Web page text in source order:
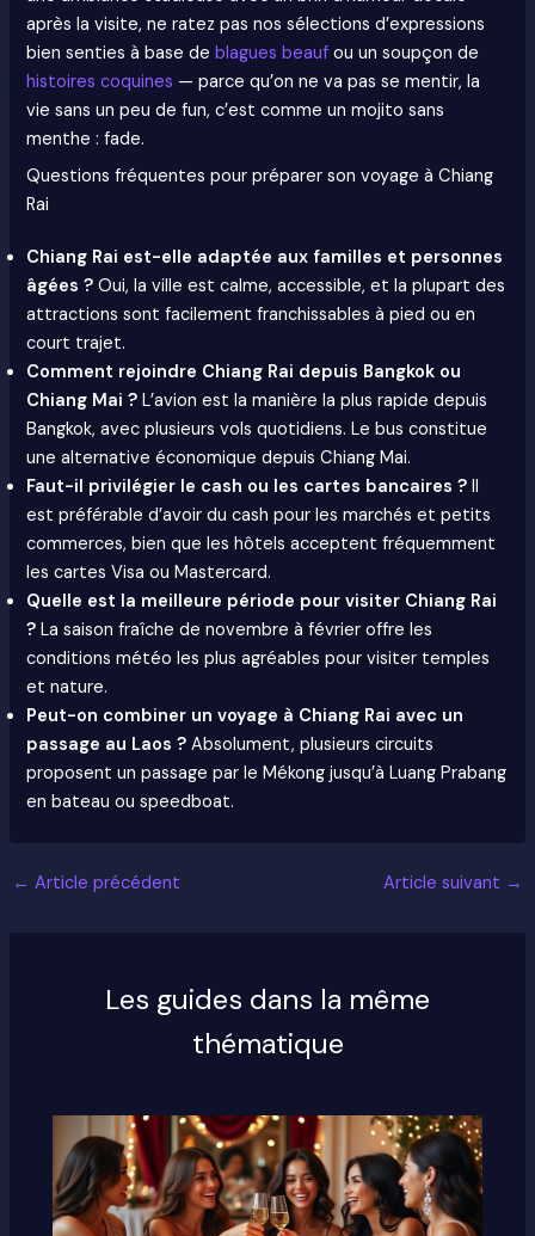
après la visite, ne ratez pas nos sélections d’expressions
bien senties à base deblagues beauf ou un soupçon de
histoires coquines — parce qu’on ne va pas se mentir, la
vie sans un peu de fun, c’est comme un mojito sans
menthe : fade.
Questions fréquentes pour préparer son voyage à Chiang
Rai
Chiang Rai est-elle adaptée aux familles et personnes
âgées ? Oui, la ville est calme, accessible, et la plupart des
attractions sont facilement franchissables à pied ou en
court trajet.
Comment rejoindre Chiang Rai depuis Bangkok ou
Chiang Mai ? L’avion est la manière la plus rapide depuis
Bangkok, avec plusieurs vols quotidiens. Le bus constitue
une alternative économique depuis Chiang Mai.
Faut-il privilégier le cash ou les cartes bancaires ? Il
est préférable d’avoir du cash pour les marchés et petits
commerces, bien que les hôtels acceptent fréquemment
les cartes Visa ou Mastercard.
Quelle est la meilleure période pour visiter Chiang Rai
? La saison fraîche de novembre à février offre les
conditions météo les plus agréables pour visiter temples
et nature.
Peut-on combiner un voyage à Chiang Rai avec un
passage au Laos ? Absolument, plusieurs circuits
proposent un passage par le Mékong jusqu’à Luang Prabang
en bateau ou speedboat.
← Article précédent Article suivant →
Les guides dans la même
thématique